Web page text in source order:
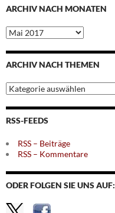
ARCHIV NACH MONATEN
Archiv
nach
Monaten
ARCHIV NACH THEMEN
Archiv
nach
Themen
RSS-FEEDS
RSS – Beiträge
RSS – Kommentare
ODER FOLGEN SIE UNS AUF: